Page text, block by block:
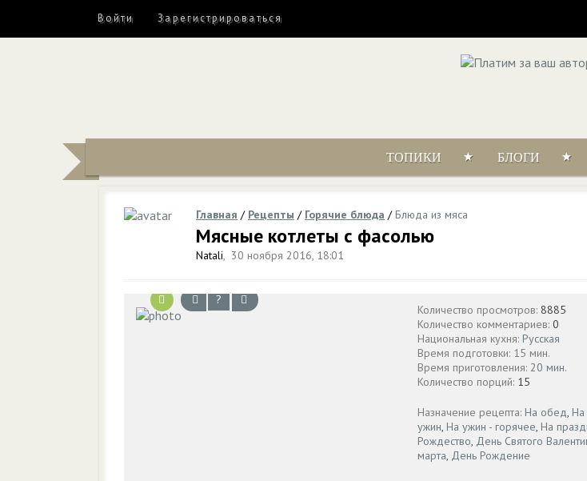
Войти Зарегистрироваться
ТОПИКИ БЛОГИ
Главная / Рецепты / Горячие блюда /Блюда из мяса
Мясные котлеты с фасолью
Natali, 30 ноября 2016, 18:01
?
Количество просмотров: 8885
Количество комментариев: 0
Национальная кухня: Русская
Время подготовки: 15 мин.
Время приготовления: 20 мин.
Количество порций: 15
Назначение рецепта: На обед, На
ужин, На ужин - горячее, На
Рождество, День Святого
марта, День Рождение